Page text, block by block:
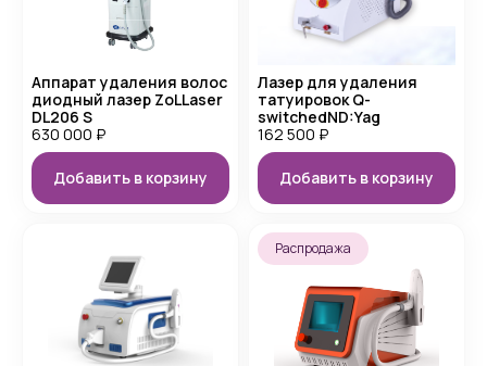
Аппарат удаления волос
диодный лазер ZoLLaser
DL206 S
630 000 ₽
Добавить в корзину
Лазер для удаления
татуировок Q-
switchedND:Yag
162 500 ₽
Добавить в корзину
Распродажа